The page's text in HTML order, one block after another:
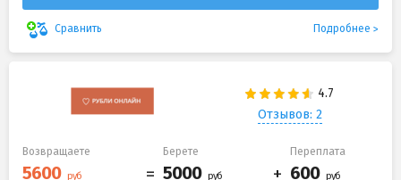
Сравнить Подробнее
Отзывов: 2
Возвращаете Берете Переплата